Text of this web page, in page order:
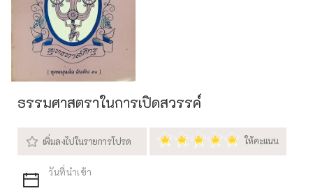
ธรรมศาสตราในการเปิดสวรรค์